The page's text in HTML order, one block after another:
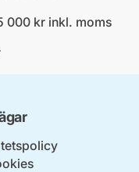
000 kr inkl. moms